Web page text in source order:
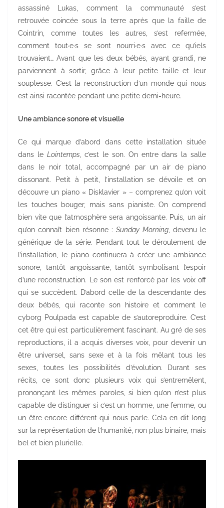
assassiné Lukas, comment la communauté s’est
retrouvée coincée sous la terre après que la faille de
Cointrin, comme toutes les autres, s’est refermée,
comment tout·e·s se sont nourri·e·s avec ce qu’iels
trouvaient… Avant que les deux bébés, ayant grandi, ne
parviennent à sortir, grâce à leur petite taille et leur
souplesse. C’est la reconstruction d’un monde qui nous
est ainsi racontée pendant une petite demi-heure.
Une ambiance sonore et visuelle
Ce qui marque d’abord dans cette installation située
dans le Lointemps , c’est le son. On entre dans la salle
dans le noir total, accompagné par un air de piano
dissonant. Petit à petit, l’installation se dévoile et on
découvre un piano « Disklavier » – comprenez qu’on voit
les touches bouger, mais sans pianiste. On comprend
bien vite que l’atmosphère sera angoissante. Puis, un air
qu’on connaît bien résonne :Sunday Morning, devenu le
générique de la série. Pendant tout le déroulement de
l’installation, le piano continuera à créer une ambiance
sonore, tantôt angoissante, tantôt symbolisant l’espoir
d’une reconstruction. Le son est renforcé par les voix off
qui se succèdent. D’abord celle de la descendante des
deux bébés, qui raconte son histoire et comment le
cyborg Poulpada est capable de s’autoreproduire. C’est
cet être qui est particulièrement fascinant. Au gré de ses
reproductions, il a acquis diverses voix, pour devenir un
être universel, sans sexe et à la fois mêlant tous les
sexes, toutes les possibilités d’évolution. Durant ses
récits, ce sont donc plusieurs voix qui s’entremêlent,
prononçant les mêmes paroles, si bien qu’on n’est plus
capable de distinguer si c’est un homme, une femme, ou
un être encore différent qui nous parle. Cela en dit long
sur la représentation de l’humanité, non plus binaire, mais
bel et bien plurielle.